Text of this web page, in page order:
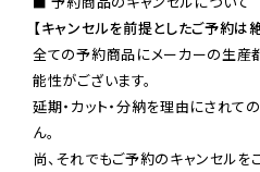
【キャンセルを前提としたご予約は
全ての予約商品にメーカーの生産
能性がございます。
延期・カット・分納を理由にされて
ん。
尚、それでもご予約のキャンセル